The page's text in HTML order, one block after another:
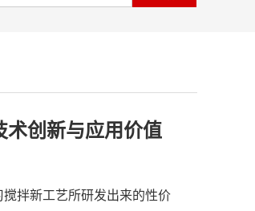
创新与应用价值
拌新工艺所研发出来的性价